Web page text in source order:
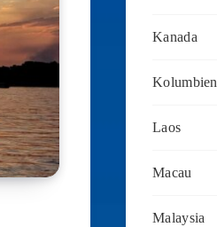
Kanada
Kolumbien
Laos
Macau
Malaysia